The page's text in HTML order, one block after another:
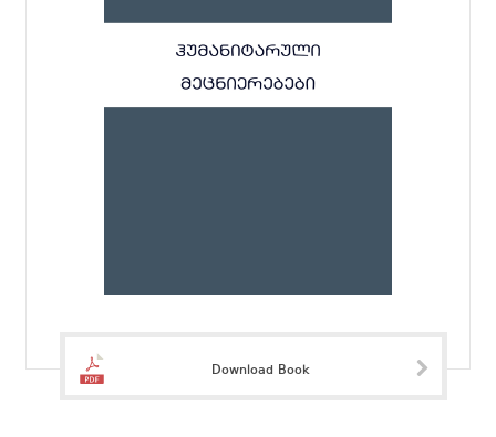
Download Book